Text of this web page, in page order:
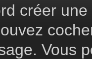
créer
Vous